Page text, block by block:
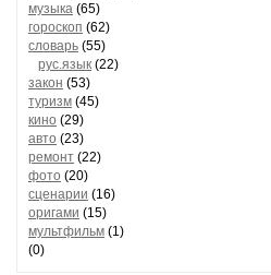
музыка (65)
гороскоп (62)
словарь (55)
рус.язык (22)
закон (53)
туризм (45)
кино (29)
авто (23)
ремонт (22)
фото (20)
сценарии (16)
оригами (15)
мультфильм (1)
(0)